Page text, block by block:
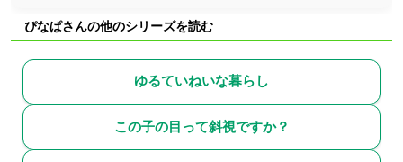
ぴなぱさんの他のシリーズを読む
ゆるていねいな暮らし
この子の目って斜視ですか？